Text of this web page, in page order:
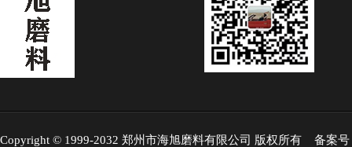
Copyright © 1999-2032 郑州市海旭磨料有限公司 版权所有 备案号